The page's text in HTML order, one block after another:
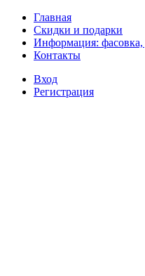
Главная
Скидки и подарки
Информация: фасовка,
Контакты
Вход
Регистрация